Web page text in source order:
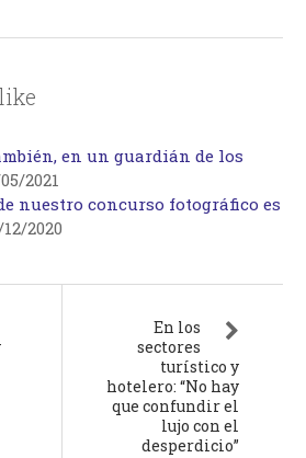
en un guardián de los
2021
nuestro concurso fotográfico es
12/2020
En los
sectores
turístico y
hotelero: “No hay
que confundir el
lujo con el
desperdicio”